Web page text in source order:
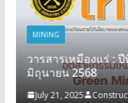
MINING
วารสารเหมืองแร่ :
มิถุนายน 2568
July 21, 2025